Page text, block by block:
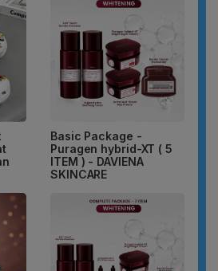
Basic Package -
Puragen hybrid-XT ( 5
ITEM ) - DAVIENA
SKINCARE